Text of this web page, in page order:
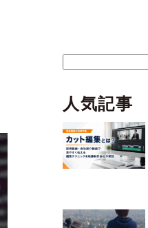
人気記事